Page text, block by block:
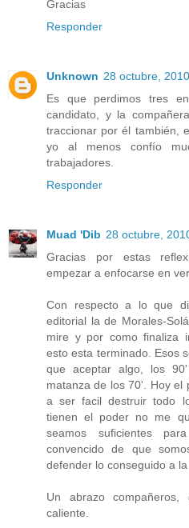
Gracias
Responder
Unknown 28 octubre,
Es que perdimos tres
candidato, y la
traccionar por él también,
yo al menos confío
trabajadores.
Responder
Muad 'Dib 28 octubre,
Gracias por estas
empezar a enfocarse en
Con respecto a lo que
editorial la de Morales-
mire y por como finaliza
esto esta terminado. Esos
que aceptar algo, los
matanza de los 70'. Hoy el
a ser facil destruir todo
tienen el poder no me
seamos suficientes
convencido de que
defender lo conseguido a
Un abrazo
caliente.